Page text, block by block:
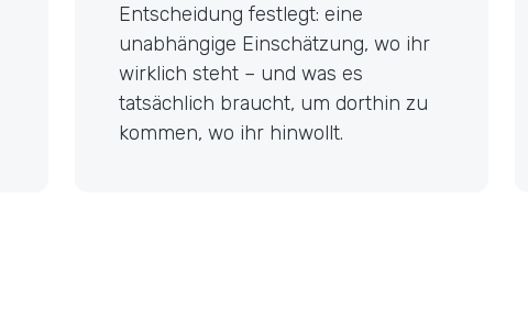
Entscheidung festlegt: eine
unabhängige Einschätzung, wo ihr
wirklich steht – und was es
tatsächlich braucht, um dorthin zu
kommen, wo ihr hinwollt.